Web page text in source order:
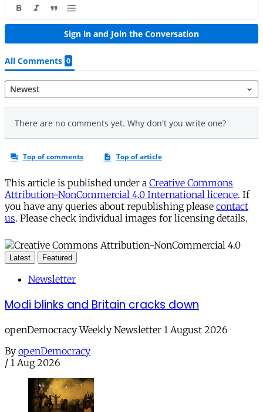
This article is published under a Creative Commons
Attribution-NonCommercial 4.0 International licence. If
you have any queries about republishing please contact
us. Please check individual images for licensing details.
Latest Featured
Newsletter
Modi blinks and Britain cracks down
openDemocracy Weekly Newsletter 1 August 2026
By openDemocracy
/ 1 Aug 2026